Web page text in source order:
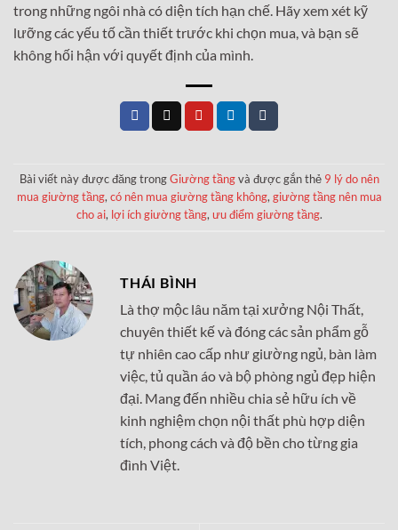
trong những ngôi nhà có diện tích hạn chế. Hãy xem xét kỹ
lưỡng các yếu tố cần thiết trước khi chọn mua, và bạn sẽ
không hối hận với quyết định của mình.
Bài viết này được đăng trongGiường tầngvà được gắn thẻ 9 lý do nên
mua giường tầng, có nên mua giường tầng không, giường tầng nên mua
cho ai, lợi ích giường tầng, ưu điểm giường tầng.
THÁI BÌNH
Là thợ mộc lâu năm tại xưởng Nội Thất,
chuyên thiết kế và đóng các sản phẩm gỗ
tự nhiên cao cấp như giường ngủ, bàn làm
việc, tủ quần áo và bộ phòng ngủ đẹp hiện
đại. Mang đến nhiều chia sẻ hữu ích về
kinh nghiệm chọn nội thất phù hợp diện
tích, phong cách và độ bền cho từng gia
đình Việt.